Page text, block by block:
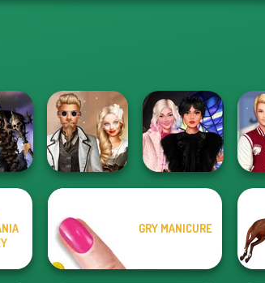
The
of...
Steampunk
Wedding
Wednesday
GRY MANICURE